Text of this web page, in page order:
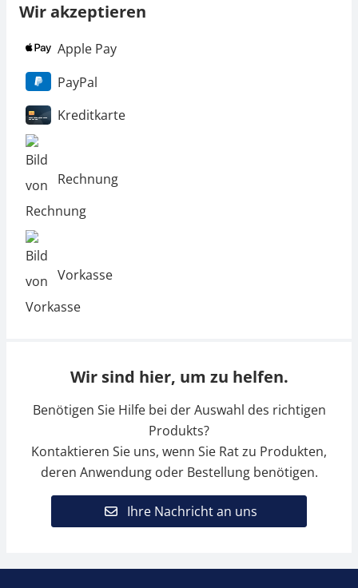
Wir akzeptieren
Apple Pay
PayPal
Kreditkarte
Rechnung
Vorkasse
Wir sind hier, um zu helfen.
Benötigen Sie Hilfe bei der Auswahl des richtigen
Produkts?
Kontaktieren Sie uns, wenn Sie Rat zu Produkten,
deren Anwendung oder Bestellung benötigen.
Ihre Nachricht an uns